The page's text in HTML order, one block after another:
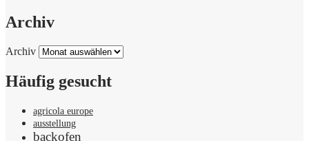
Archiv
Archiv
Häufig gesucht
agricola europe
ausstellung
backofen